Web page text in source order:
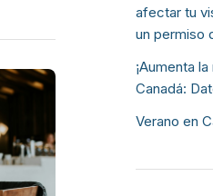
afectar tu
un permiso
¡Aumenta
Canadá:
Verano en